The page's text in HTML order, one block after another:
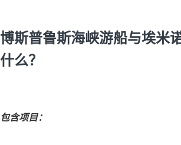
博斯普鲁斯海峡游船与埃米
什么？
包含项目：